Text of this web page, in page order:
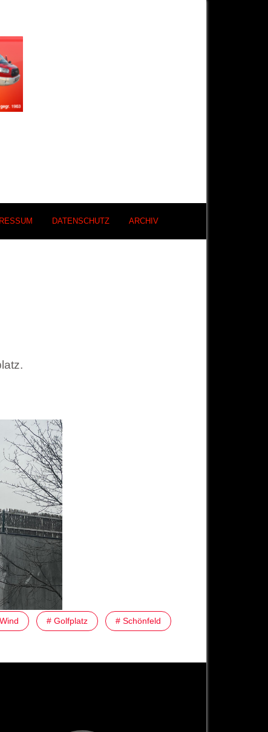
DATENSCHUTZ ARCHIV
# Golfplatz # Schönfeld